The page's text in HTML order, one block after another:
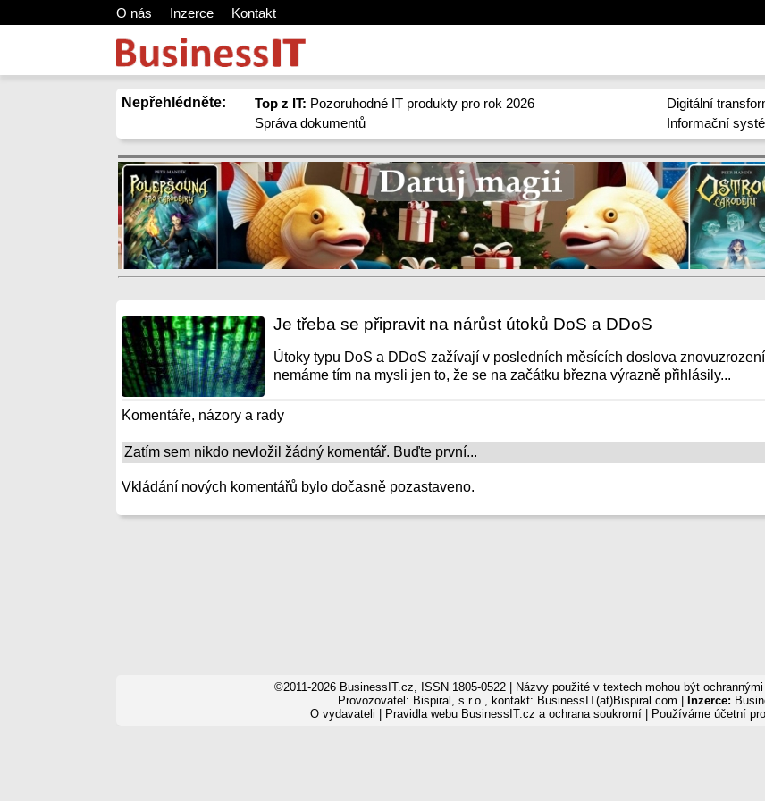
O nás Inzerce Kontakt
Nepřehlédněte: Top z IT: Pozoruhodné IT produkty pro rok 2026
Správa dokumentů
Digitální
Informační
Je třeba se připravit na nárůst útoků DoS a DDoS
Útoky typu DoS a DDoS zažívají v posledních měsících doslova
nemáme tím na mysli jen to, že se na začátku března výrazně přihlásily...
Komentáře, názory a rady
Zatím sem nikdo nevložil žádný komentář. Buďte první...
Vkládání nových komentářů bylo dočasně pozastaveno.
©2011-2026 BusinessIT.cz, ISSN 1805-0522 | Názvy použité v textech mohou být
Provozovatel: Bispiral, s.r.o., kontakt: BusinessIT(at)Bispiral.com |
Inzerce:
O vydavateli
Pravidla webu BusinessIT.cz a ochrana soukromí| Používáme účetní